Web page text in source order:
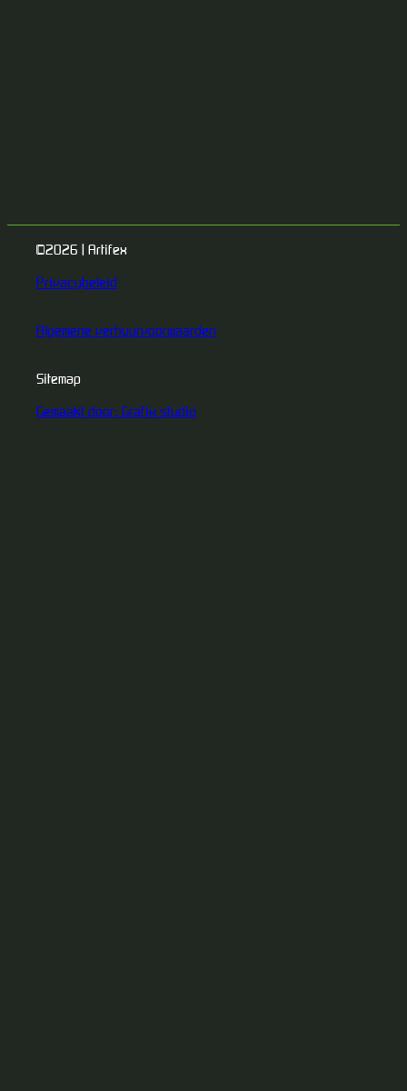
©2026 | Artifex
Privacybeleid
Algemene verhuurvoorwaarden
Sitemap
Gemaakt door: Grafix studio